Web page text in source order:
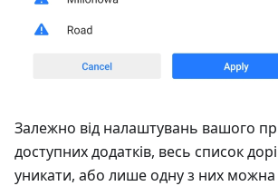
Залежно від налаштувань вашого
доступних додатків, весь список
уникати, або лише одну з них можна